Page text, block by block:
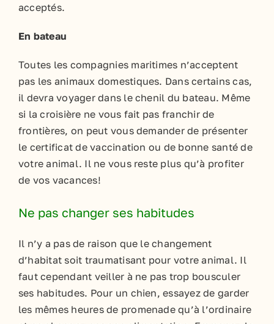
acceptés.
En bateau
Toutes les compagnies maritimes n’acceptent
pas les animaux domestiques. Dans certains cas,
il devra voyager dans le chenil du bateau. Même
si la croisière ne vous fait pas franchir de
frontières, on peut vous demander de présenter
le certificat de vaccination ou de bonne santé de
votre animal. Il ne vous reste plus qu’à profiter
de vos vacances!
Ne pas changer ses habitudes
Il n’y a pas de raison que le changement
d’habitat soit traumatisant pour votre animal. Il
faut cependant veiller à ne pas trop bousculer
ses habitudes. Pour un chien, essayez de garder
les mêmes heures de promenade qu’à l’ordinaire